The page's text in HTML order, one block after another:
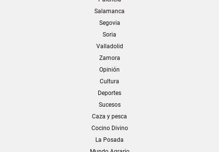
Salamanca
Segovia
Soria
Valladolid
Zamora
Opinión
Cultura
Deportes
Sucesos
Caza y pesca
Cocino Divino
La Posada